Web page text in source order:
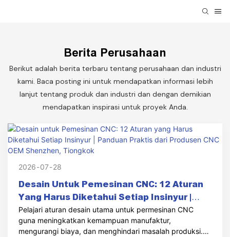
Berita Perusahaan
Berikut adalah berita terbaru tentang perusahaan dan industri
kami. Baca posting ini untuk mendapatkan informasi lebih
lanjut tentang produk dan industri dan dengan demikian
mendapatkan inspirasi untuk proyek Anda.
Desain Untuk Pemesinan CNC: 12 Aturan
Yang Harus Diketahui Setiap Insinyur |
Panduan Praktis Dari Produsen CNC OEM
Shenzhen, Tiongkok
Pelajari aturan desain utama untuk permesinan CNC
guna meningkatkan kemampuan manufaktur,
mengurangi biaya, dan menghindari masalah produksi.
2026 07 28